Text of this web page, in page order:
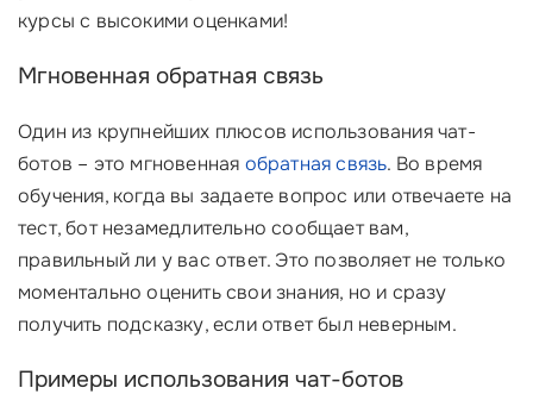
курсы с высокими оценками!
Мгновенная обратная связь
Один из крупнейших плюсов использования чат-
ботов – это мгновенная обратная связь. Во время
обучения, когда вы задаете вопрос или отвечаете на
тест, бот незамедлительно сообщает вам,
правильный ли у вас ответ. Это позволяет не только
моментально оценить свои знания, но и сразу
получить подсказку, если ответ был неверным.
Примеры использования чат-ботов